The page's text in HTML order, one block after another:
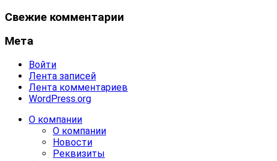
Свежие комментарии
Мета
Войти
Лента записей
Лента комментариев
WordPress.org
О компании
О компании
Новости
Реквизиты